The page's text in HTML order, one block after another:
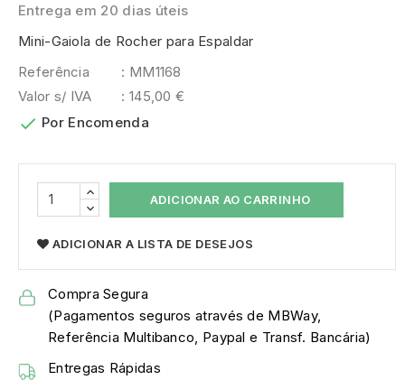
Entrega em 20 dias úteis
Mini-Gaiola de Rocher para Espaldar
Referência
: MM1168
Valor s/ IVA
: 145,00 €
 Por Encomenda
ADICIONAR AO CARRINHO
ADICIONAR A LISTA DE DESEJOS
Compra Segura
(Pagamentos seguros através de MBWay,
Referência Multibanco, Paypal e Transf. Bancária)
Entregas Rápidas